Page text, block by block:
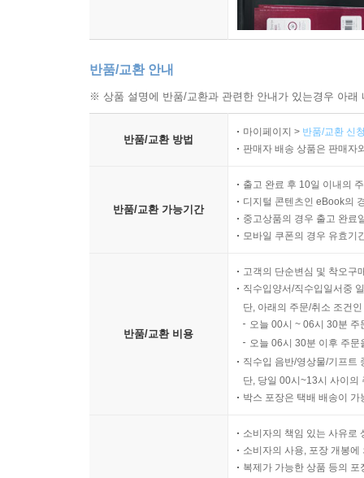
반품/교환 안내
※ 상품 설명에 반품/교환과 관련한 안내가 있는경우 아
반품/교환 방법
마이페이지 > 반품/교환 신
판매자 배송 상품은 판매자
반품/교환 가능기간
출고 완료 후 10일 이내의
디지털 콘텐츠인 eBook의
중고상품의 경우 출고 완료
모바일 쿠폰의 경우 유효기
반품/교환 비용
고객의 단순변심 및 착오구
직수입양서/직수입일서중
단, 아래의 주문/취소 조건
오늘 00시 ~ 06시 30분
오늘 06시 30분 이후 주
직수입 음반/영상물/기프트
단, 당일 00시~13시 사이의
박스 포장은 택배 배송이
소비자의 책임 있는 사유로
소비자의 사용, 포장 개봉
복제가 가능한 상품 등의